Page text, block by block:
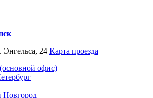
Энгельса, 24 Карта проезда
офис)